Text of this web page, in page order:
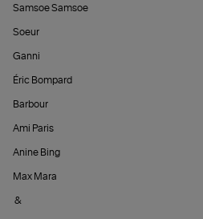
Samsoe Samsoe
Soeur
Ganni
Éric Bompard
Barbour
Ami Paris
Anine Bing
Max Mara
&